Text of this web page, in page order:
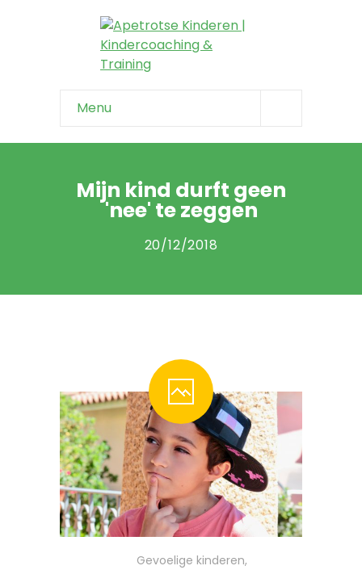
Menu
Home
Info & tips
-- Onzeker kind
-- Negatief zelfbeeld
-- Gevoelig kind
-- Boos kind
-- Verlegen kind
-- Weinig vrienden
Mijn kind durft geen
'nee' te zeggen
20/12/2018
Gevoelige kinderen,